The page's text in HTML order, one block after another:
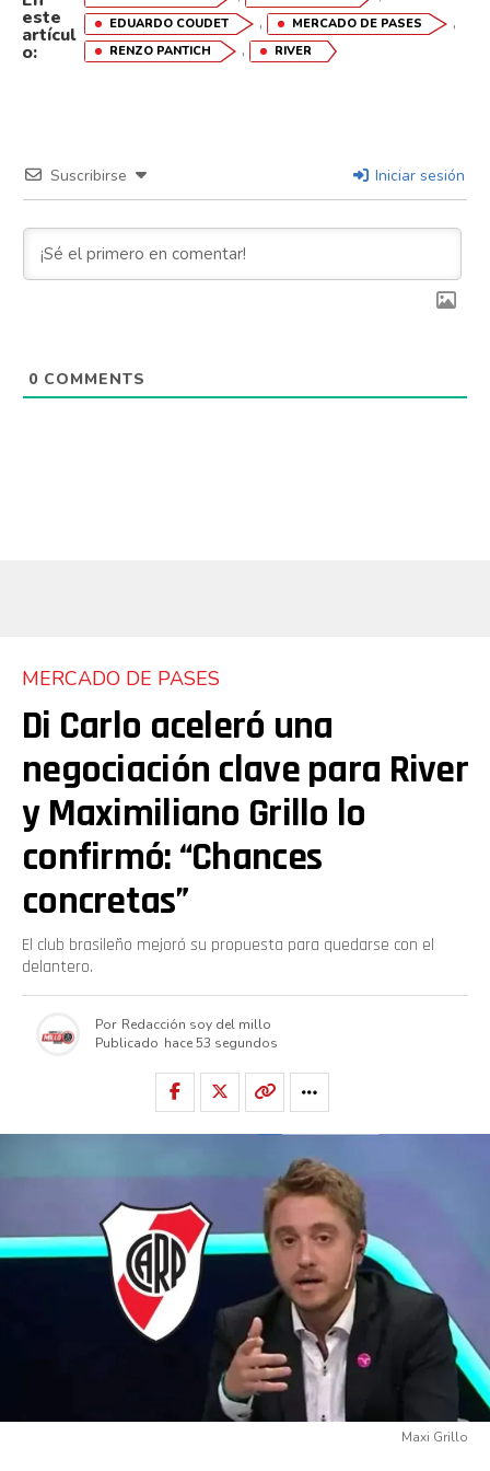
este
artícul
o:
EDUARDO COUDET , MERCADO DE PASES ,
RENZO PANTICH , RIVER
Suscribirse Iniciar sesión
0 COMMENTS
MERCADO DE PASES
Di Carlo aceleró una
negociación clave para River
y Maximiliano Grillo lo
confirmó: “Chances
concretas”
El club brasileño mejoró su propuesta para quedarse con el
delantero.
Por Redacción soy del millo
Publicado hace 53 segundos
Maxi Grillo
Pinterest